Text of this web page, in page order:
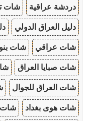
دردشة عراقية شات
دليل العراق الدولي
شات عراقي شات
شات صبايا العراق
شات العراق للجوال
شات هوى بغداد شات